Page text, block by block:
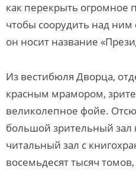
как перекрыть огромное
чтобы соорудить над
он носит название
Из вестибюля Дворца,
красным мрамором,
великолепное фойе.
большой зрительный зал
читальный зал с
восемьдесят тысяч